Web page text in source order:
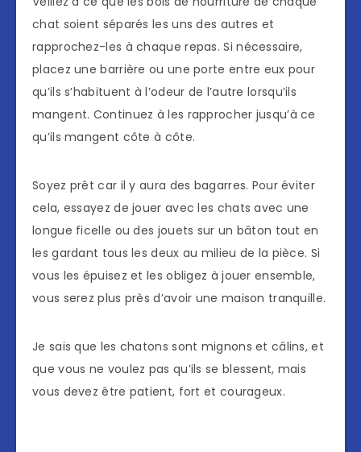
chat soient séparés les uns des autres et
rapprochez-les à chaque repas. Si nécessaire,
placez une barrière ou une porte entre eux pour
qu’ils s’habituent à l’odeur de l’autre lorsqu’ils
mangent. Continuez à les rapprocher jusqu’à ce
qu’ils mangent côte à côte.
Soyez prêt car il y aura des bagarres. Pour éviter
cela, essayez de jouer avec les chats avec une
longue ficelle ou des jouets sur un bâton tout en
les gardant tous les deux au milieu de la pièce. Si
vous les épuisez et les obligez à jouer ensemble,
vous serez plus près d’avoir une maison tranquille.
Je sais que les chatons sont mignons et câlins, et
que vous ne voulez pas qu’ils se blessent, mais
vous devez être patient, fort et courageux.